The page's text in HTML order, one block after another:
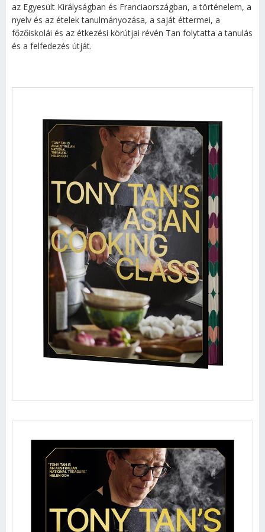
az Egyesült Királyságban és Franciaországban, a történelem, a
nyelv és az ételek tanulmányozása, a saját éttermei, a
főzőiskolái és az étkezési körútjai révén Tan folytatta a tanulás
és a felfedezés útját.